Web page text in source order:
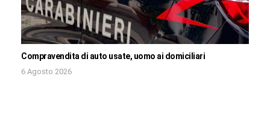
Compravendita di auto usate, uomo ai domiciliari
6 Agosto 2026